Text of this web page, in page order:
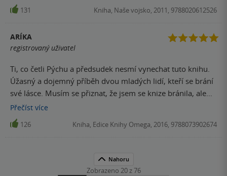
131 Kniha, Naše vojsko, 2011, 9788020612526
ARÍKA
registrovaný uživatel
Ti, co četli Pýchu a předsudek nesmí vynechat tuto knihu.
Úžasný a dojemný příběh dvou mladých lidí, kteří se brání
své lásce. Musím se přiznat, že jsem se knize bránila, ale
po přečtení série After, ve které je kniha několikrát
zmiňována, jsem se rozhodla sáhnout po ní. Kniha byla
krásně napsána a četla se kupodivu velice dobře. Knihu
Přečíst více
126 Kniha, Edice Knihy Omega, 2016, 9788073902674
Nahoru
Zobrazeno 20 z 76